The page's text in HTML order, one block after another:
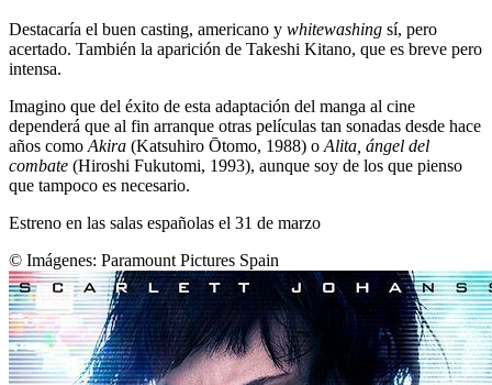
Destacaría el buen casting, americano y whitewashing sí, pero
acertado. También la aparición de Takeshi Kitano, que es breve pero
intensa.
Imagino que del éxito de esta adaptación del manga al cine
dependerá que al fin arranque otras películas tan sonadas desde hace
años como Akira (Katsuhiro Ōtomo, 1988) o Alita, ángel del
combate (Hiroshi Fukutomi, 1993), aunque soy de los que pienso
que tampoco es necesario.
Estreno en las salas españolas el 31 de marzo
© Imágenes: Paramount Pictures Spain